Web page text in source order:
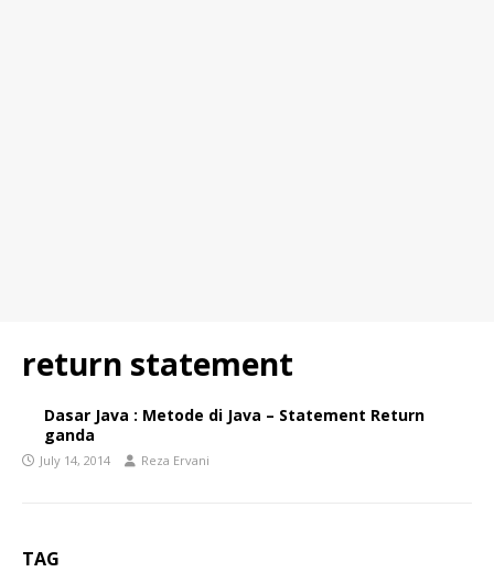
return statement
Dasar Java : Metode di Java – Statement Return
ganda
July 14, 2014 Reza Ervani
TAG